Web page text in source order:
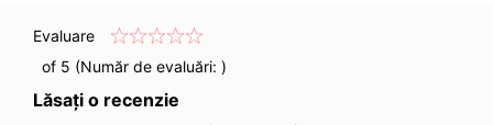
Evaluare
of 5 (Număr de evaluări: )
Lăsați o recenzie